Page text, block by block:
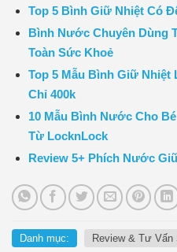
Top 5 Bình Giữ Nhiệt Có
Bình Nước Chuyên Dùng
Toàn Sức Khoẻ
Top 5 Mẫu Bình Giữ Nhiệt
Chỉ 400k
10 Mẫu Bình Nước Cho
Từ LocknLock
Review 5+ Phích Nước
Danh mục: Review & Tư